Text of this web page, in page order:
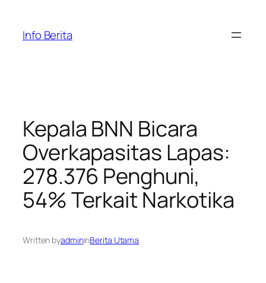
content
Info Berita
Kepala BNN Bicara
Overkapasitas Lapas:
278.376 Penghuni,
54% Terkait Narkotika
Written byadmininBerita Utama